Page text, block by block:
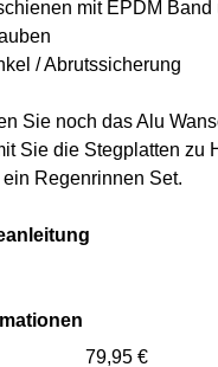
mit EPDM Band
/ Abrutssicherung
Sie noch das Alu
Sie die Stegplatten zu
Regenrinnen Set.
79,95 €